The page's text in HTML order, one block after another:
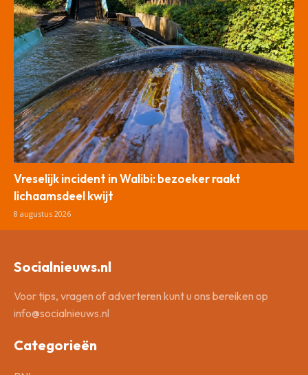
Vreselijk incident in Walibi: bezoeker raakt
lichaamsdeel kwijt
8 augustus 2026
Socialnieuws.nl
Voor tips, vragen of adverteren kunt u ons bereiken op
info@socialnieuws.nl
Categorieën